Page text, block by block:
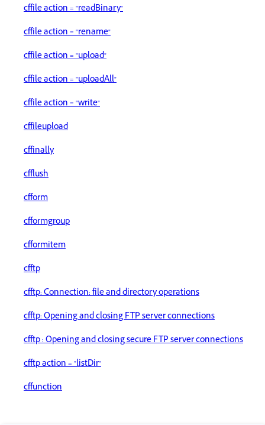
cffile action = "readBinary"
cffile action = "rename"
cffile action = "upload"
cffile action = "uploadAll"
cffile action = "write"
cffileupload
cffinally
cfflush
cfform
cfformgroup
cfformitem
cfftp
cfftp: Connection: file and directory operations
cfftp: Opening and closing FTP server connections
cfftp : Opening and closing secure FTP server connections
cfftp action = "listDir"
cffunction